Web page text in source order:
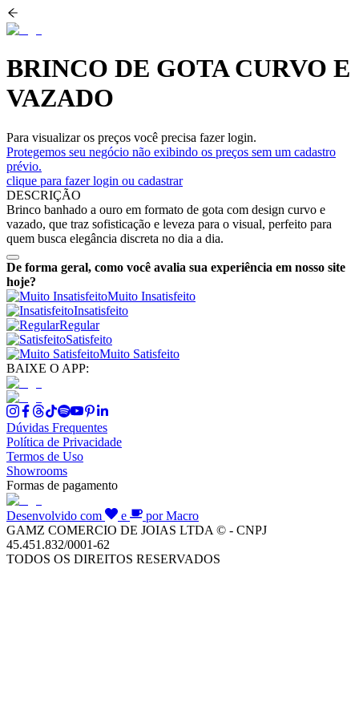
BRINCO DE GOTA CURVO E
VAZADO
Para visualizar os preços você precisa fazer login.
Protegemos seu negócio não exibindo os preços sem um cadastro
prévio.
clique para fazer login ou cadastrar
DESCRIÇÃO
Brinco banhado a ouro em formato de gota com design curvo e
vazado, que traz sofisticação e leveza para o visual, perfeito para
quem busca elegância discreta no dia a dia.
De forma geral, como você avalia sua experiência em nosso site
hoje?
Muito Insatisfeito
Insatisfeito
Regular
Satisfeito
Muito Satisfeito
BAIXE O APP:
Dúvidas Frequentes
Política de Privacidade
Termos de Uso
Showrooms
Formas de pagamento
Desenvolvido com e
por Macro
GAMZ COMERCIO DE JOIAS LTDA © - CNPJ
45.451.832/0001-62
TODOS OS DIREITOS RESERVADOS